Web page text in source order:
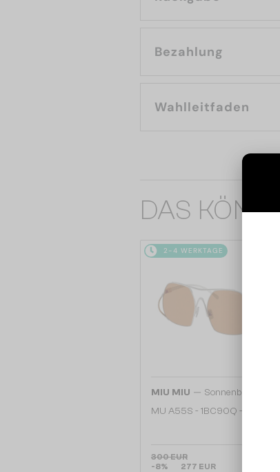
Bezahlung
Wahlleitfaden
DAS
2-4 WERKTAGE
MIU MIU — Sonnenbrillen
MU A55S - ​1BC90Q - ​57
300 EUR
-8%
277 EUR